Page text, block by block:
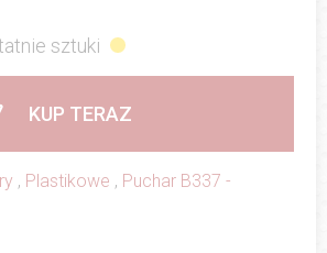
sztuki
KUP TERAZ
, Plastikowe , Puchar B337 -